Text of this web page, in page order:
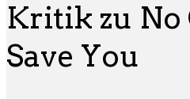
Kritik zu
Save You